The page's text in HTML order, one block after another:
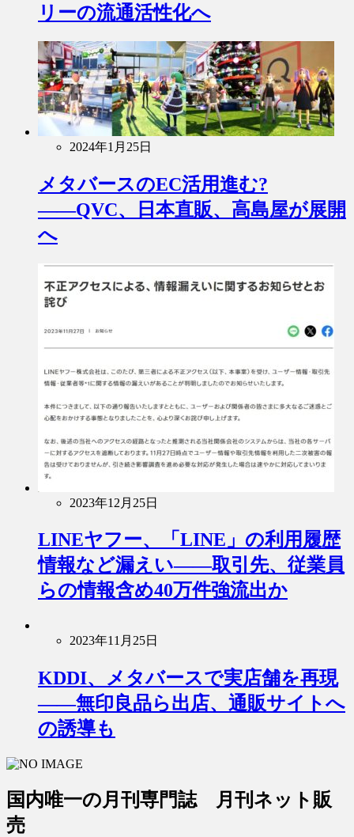
リーの流通活性化へ
2024年1月25日
メタバースのEC活用進む?
――QVC、日本直販、高島屋が展開
へ
2023年12月25日
LINEヤフー、「LINE」の利用履歴
情報など漏えい――取引先、従業員
らの情報含め40万件強流出か
2023年11月25日
KDDI、メタバースで実店舗を再現
――無印良品ら出店、通販サイトへ
の誘導も
国内唯一の月刊専門誌 月刊ネット販
売